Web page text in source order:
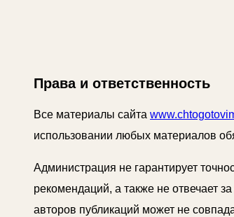
Права и ответственность
Все материалы сайта
использовании любых материалов
Администрация не гарантирует
рекомендаций, а также не отвечает
авторов публикаций может не